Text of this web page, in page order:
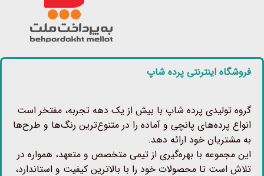
فروشگاه اینترنتی پرده شاپ
گروه تولیدی پرده شاپ با بیش از یک دهه تجربه، مفتخر است
انواع پرده‌های پانچی و آماده را در متنوع‌ترین رنگ‌ها و طرح‌ها
به مشتریان خود ارائه دهد.
این مجموعه با بهره‌گیری از تیمی متخصص و متعهد، همواره در
تلاش است تا محصولات خود را با بالاترین کیفیت و استاندارد،